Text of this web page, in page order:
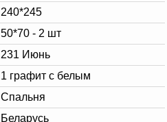
240*245
50*70 - 2 шт
231 Июнь
1 графит с белым
Спальня
Беларусь